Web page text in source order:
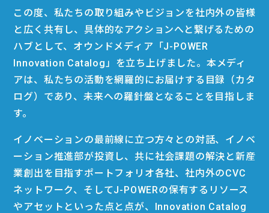
この度、私たちの取り組みやビジョンを社内外の皆様
と広く共有し、具体的なアクションへと繋げるための
ハブとして、オウンドメディア「J-POWER
Innovation Catalog」を立ち上げました。本メディ
アは、私たちの活動を網羅的にお届けする目録（カタ
ログ）であり、未来への羅針盤となることを目指しま
す。
イノベーションの最前線に立つ方々との対話、イノベ
ーション推進部が投資し、共に社会課題の解決と新産
業創出を目指すポートフォリオ各社、社内外のCVC
ネットワーク、そしてJ-POWERの保有するリソース
やアセットといった点と点が、Innovation Catalog